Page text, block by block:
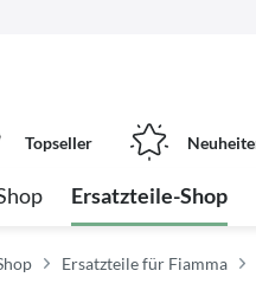
Topseller
Ersatzteile-Shop
Ersatzteile für Fiamma